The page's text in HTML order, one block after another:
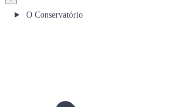
O Conservatório